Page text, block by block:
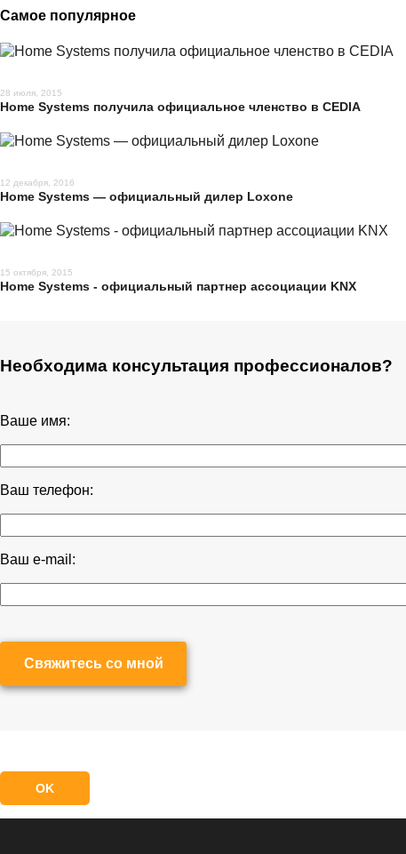
Самое популярное
28 июля, 2015
Home Systems получила официальное членство в CEDIA
12 декабря, 2016
Home Systems — официальный дилер Loxone
15 октября, 2015
Home Systems - официальный партнер ассоциации KNX
Необходима консультация профессионалов?
Ваше имя:
Ваш телефон:
Ваш e-mail:
Свяжитесь со мной
OK